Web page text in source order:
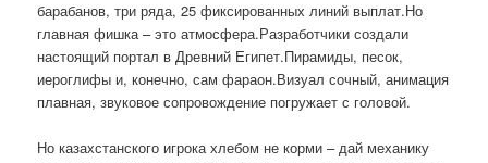
барабанов, три ряда, 25 фиксированных линий выплат.Но
главная фишка – это атмосфера.Разработчики создали
настоящий портал в Древний Египет.Пирамиды, песок,
иероглифы и, конечно, сам фараон.Визуал сочный, анимация
плавная, звуковое сопровождение погружает с головой.
Но казахстанского игрока хлебом не корми – дай механику